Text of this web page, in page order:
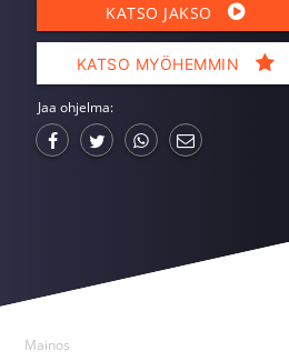
KATSO JAKSO
KATSO MYÖHEMMIN
Jaa ohjelma:
Mainos